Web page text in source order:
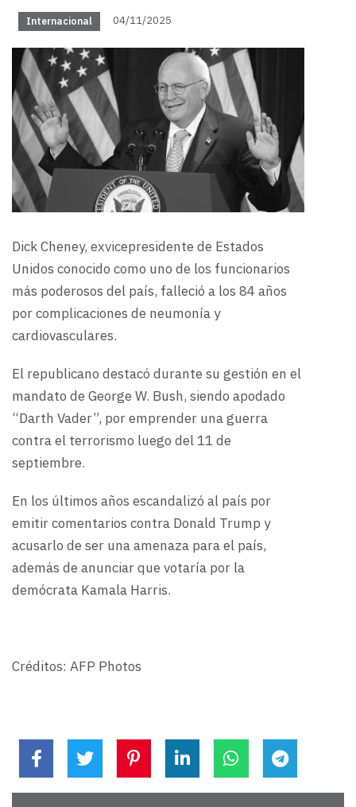
Internacional 04/11/2025
Dick Cheney, exvicepresidente de Estados
Unidos conocido como uno de los funcionarios
más poderosos del país, falleció a los 84 años
por complicaciones de neumonía y
cardiovasculares.
El republicano destacó durante su gestión en el
mandato de George W. Bush, siendo apodado
“Darth Vader”, por emprender una guerra
contra el terrorismo luego del 11 de
septiembre.
En los últimos años escandalizó al país por
emitir comentarios contra Donald Trump y
acusarlo de ser una amenaza para el país,
además de anunciar que votaría por la
demócrata Kamala Harris.
Créditos: AFP Photos